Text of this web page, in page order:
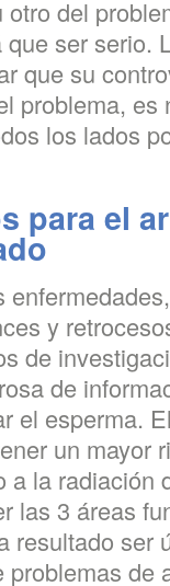
del
ser serio.
que su
problema, es
los lados
para el
y
de
de
el esperma.
un mayor
a la radiación
las 3 áreas
resultado ser
de